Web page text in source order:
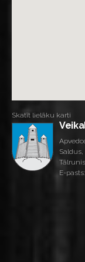
Skatīt lielāku karti
Saldus,
E-